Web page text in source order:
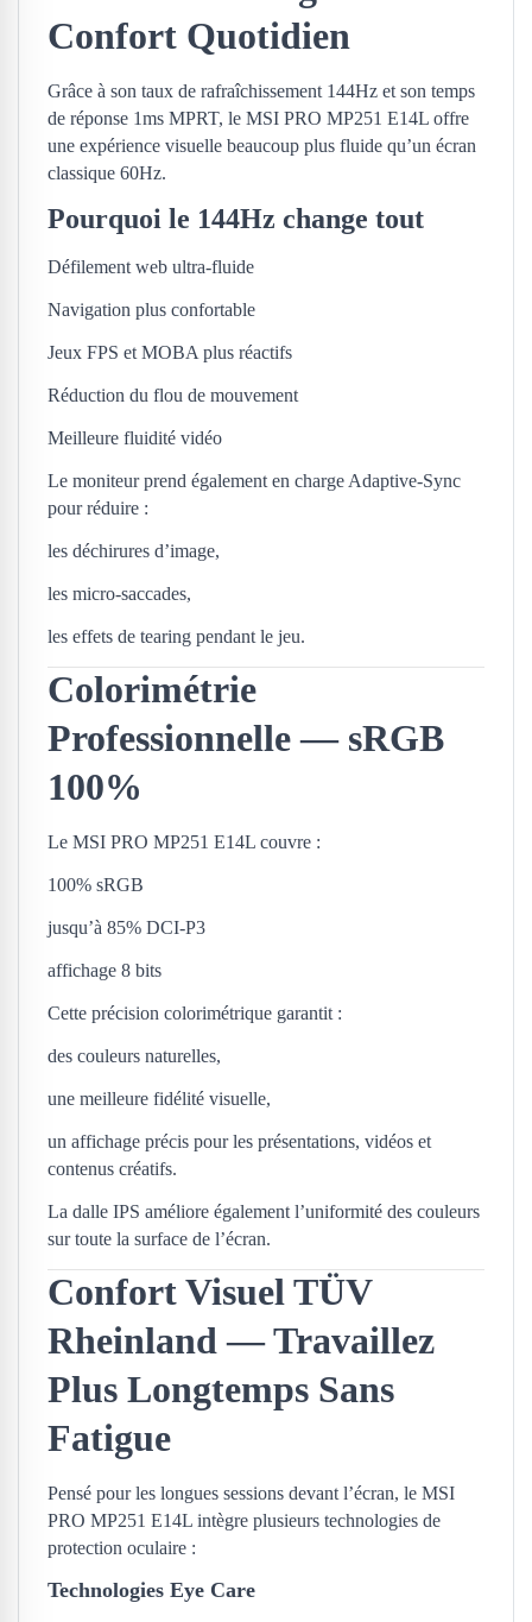
Confort Quotidien
Grâce à son taux de rafraîchissement 144Hz et son temps
de réponse 1ms MPRT, le MSI PRO MP251 E14L offre
une expérience visuelle beaucoup plus fluide qu’un écran
classique 60Hz.
Pourquoi le 144Hz change tout
Défilement web ultra-fluide
Navigation plus confortable
Jeux FPS et MOBA plus réactifs
Réduction du flou de mouvement
Meilleure fluidité vidéo
Le moniteur prend également en charge Adaptive-Sync
pour réduire :
les déchirures d’image,
les micro-saccades,
les effets de tearing pendant le jeu.
Colorimétrie
Professionnelle — sRGB
100%
Le MSI PRO MP251 E14L couvre :
100% sRGB
jusqu’à 85% DCI-P3
affichage 8 bits
Cette précision colorimétrique garantit :
des couleurs naturelles,
une meilleure fidélité visuelle,
un affichage précis pour les présentations, vidéos et
contenus créatifs.
La dalle IPS améliore également l’uniformité des couleurs
sur toute la surface de l’écran.
Confort Visuel TÜV
Rheinland — Travaillez
Plus Longtemps Sans
Fatigue
Pensé pour les longues sessions devant l’écran, le MSI
PRO MP251 E14L intègre plusieurs technologies de
protection oculaire :
Technologies Eye Care